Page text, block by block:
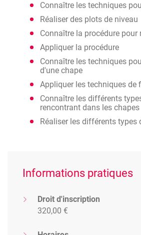
Connaître les techniques
Réaliser des plots de niveau
Connaître la procédure pour
Appliquer la procédure
Connaître les techniques
d'une chape
Appliquer les techniques de
Connaître les différents
rencontrant dans les chapes
Réaliser les différents types
Informations pratiques
Droit d'inscription
320,00 €